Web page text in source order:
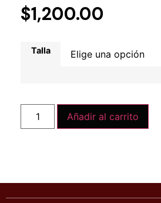
$1,200.00
Talla
Añadir al carrito